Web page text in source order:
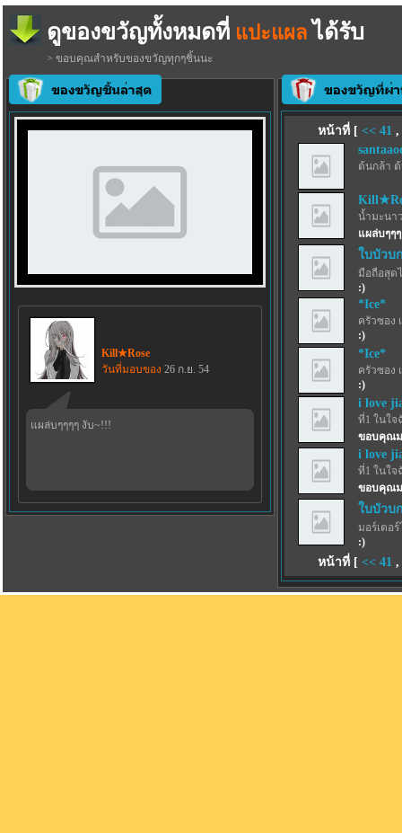
ดูของขวัญทั้งหมดที่ แปะแผล ได้รับ
> ขอบคุณสำหรับของขวัญทุกๆชิ้นนะ
Kill★Rose
วันที่มอบของ 26 ก.ย. 54
แผล่บๆๆๆๆ งับ~!!!
หน้าที่ [ << 41 ,
ต้นกล้า
น้ำมะนา
แผล่บๆๆ
ใบบัวบ
มือถือสุด
:)
*Ice*
ครัวซอง
:)
*Ice*
ครัวซอง
:)
i love
ที่1 ในใจ
ขอบคุณ
i love
ที่1 ในใจ
ขอบคุณม
ใบบัวบ
มอร์เตอ
:)
หน้าที่ [ << 41 ,